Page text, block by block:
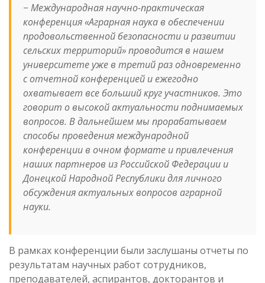
−Международная научно-практическая
конференция «Аграрная наука в обеспечении
продовольственной безопасности и развитии
сельских территорий» проводится в нашем
университете уже в третий раз одновременно
с отчетной конференцией и ежегодно
охватывает все больший круг участников. Это
говорит о высокой актуальности поднимаемых
вопросов. В дальнейшем мы прорабатываем
способы проведения международной
конференции в очном формате и привлечения
наших партнеров из Российской Федерации и
Донецкой Народной Республики для личного
обсуждения актуальных вопросов аграрной
науки.
В рамках конференции были заслушаны отчеты по
результатам научных работ сотрудников,
преподавателей, аспирантов, докторантов и